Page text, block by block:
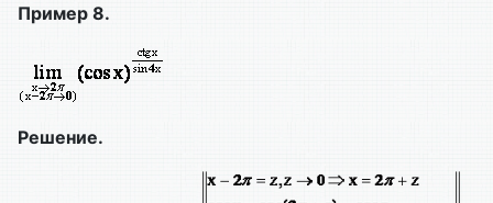
Пример 8.
Решение.